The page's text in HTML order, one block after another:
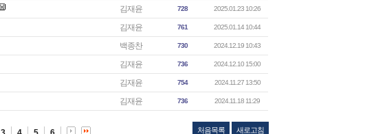
김재윤 728 2025.01.23 10:26
김재윤 761 2025.01.14 10:44
백종찬 730 2024.12.19 10:43
김재윤 736 2024.12.10 15:00
김재윤 754 2024.11.27 13:50
김재윤 736 2024.11.18 11:29
처음목록 새로고침